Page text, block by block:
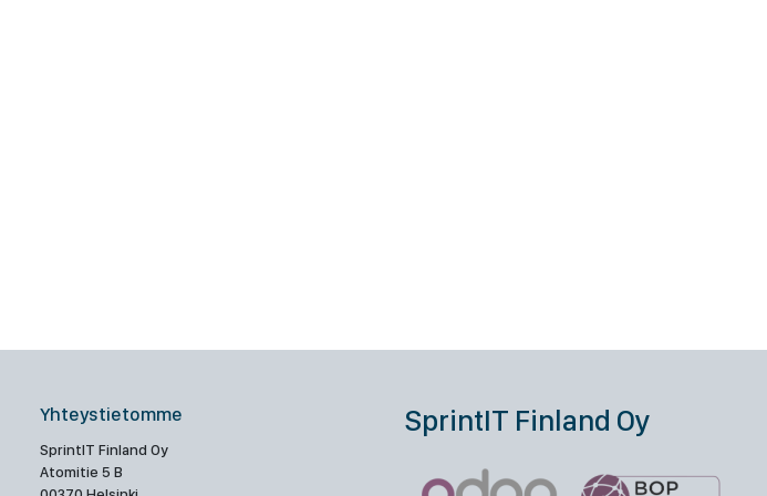
Yhteystietomme
SprintIT Finland Oy
Atomitie 5 B
SprintIT Finland Oy